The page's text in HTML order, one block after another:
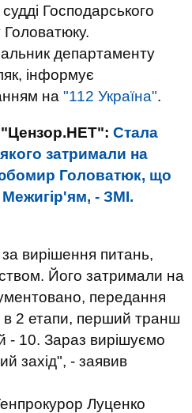
Господарського
департаменту
інформує
на "112 Україна".
"Цензор.НЕТ": Стала
затримали на
Головатюк, що
Межигір'ям, - ЗМІ.
вирішення питань,
Його затримали на
передання
в 2 етапи, перший транш
- 10. Зараз вирішуємо
захід", - заявив
Луценко